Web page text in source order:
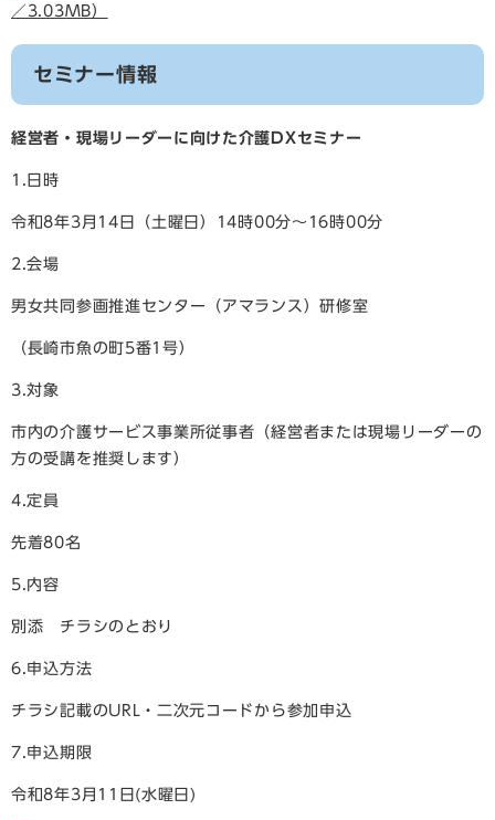
／3.03MB）
セミナー情報
経営者・現場リーダーに向けた介護DXセミナー
1.日時
令和8年3月14日（土曜日）14時00分～16時00分
2.会場
男女共同参画推進センター（アマランス）研修室
（長崎市魚の町5番1号）
3.対象
市内の介護サービス事業所従事者（経営者または現場リーダーの
方の受講を推奨します）
4.定員
先着80名
5.内容
別添 チラシのとおり
6.申込方法
チラシ記載のURL・二次元コードから参加申込
7.申込期限
令和8年3月11日(水曜日)​